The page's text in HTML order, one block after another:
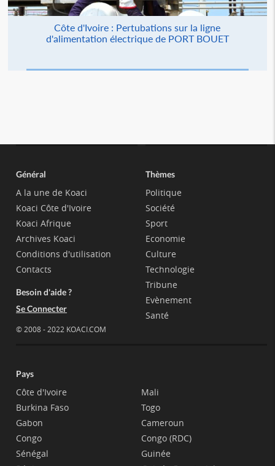
Côte d'Ivoire : Pertubations sur la ligne
d'alimentation électrique de PORT BOUET
Général
A la une de Koaci
Koaci Côte d'Ivoire
Koaci Afrique
Archives Koaci
Conditions d'utilisation
Contacts
Besoin d'aide ?
Se Connecter
© 2008 - 2022 KOACI.COM
Thèmes
Politique
Société
Sport
Economie
Culture
Technologie
Tribune
Evènement
Santé
Pays
Côte d'Ivoire
Burkina Faso
Gabon
Congo
Sénégal
Mali
Togo
Cameroun
Congo (RDC)
Guinée